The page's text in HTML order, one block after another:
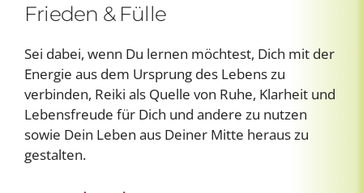
Frieden & Fülle
Sei dabei, wenn Du lernen möchtest, Dich mit der
Energie aus dem Ursprung des Lebens zu
verbinden, Reiki als Quelle von Ruhe, Klarheit und
Lebensfreude für Dich und andere zu nutzen
sowie Dein Leben aus Deiner Mitte heraus zu
gestalten.